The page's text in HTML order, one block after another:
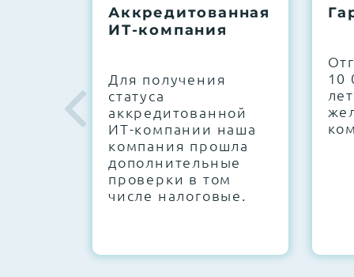
Next Business Day (NBD)
Аккредитованная
ИТ-компания
Для получения
статуса
аккредитованной
ИТ-компании наша
компания прошла
дополнительные
проверки в том
числе налоговые.
10